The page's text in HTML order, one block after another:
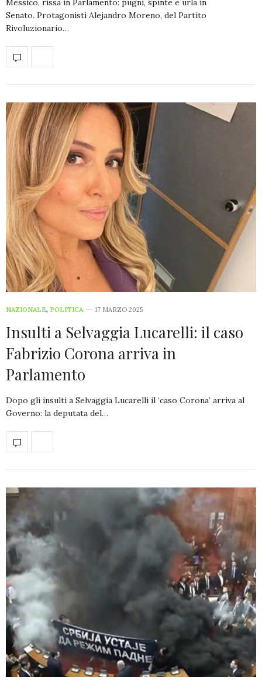
Messico, rissa in Parlamento: pugni, spinte e urla in
Senato. Protagonisti Alejandro Moreno, del Partito
Rivoluzionario…
NAZIONALE, POLITICA 17 MARZO 2025
Insulti a Selvaggia Lucarelli: il caso
Fabrizio Corona arriva in
Parlamento
Dopo gli insulti a Selvaggia Lucarelli il ‘caso Corona’ arriva al
Governo: la deputata del…